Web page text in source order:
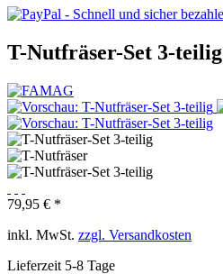
T-Nutfräser-Set 3-teilig
79,95 € *
inkl. MwSt. zzgl. Versandkosten
Lieferzeit 5-8 Tage